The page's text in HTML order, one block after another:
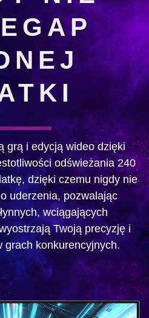
grą i edycją wideo dzięki
odświeżania 240
dzięki czemu nigdy nie
uderzenia, pozwalając
wciągających
Twoją precyzję i
grach konkurencyjnych.